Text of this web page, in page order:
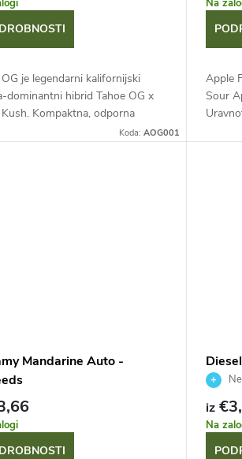
je legendarni kalifornijski
dominantni hibrid Tahoe OG x
Kompaktna, odporna
z gostimi, smolnatimi cvetovi.
Koda:AOG001
Na
Apple
Sour
Mandarine Auto -
iz
Na